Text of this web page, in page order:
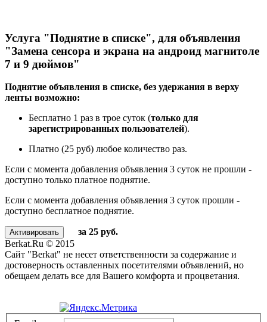
Услуга "Поднятие в списке", для объявления
"Замена сенсора и экрана на андроид магнитоле
7 и 9 дюймов"
Поднятие объявления в списке, без удержания в верху
ленты возможно:
Бесплатно 1 раз в трое суток (только для
зарегистрированных пользователей).
Платно (25 руб) любое количество раз.
Если с момента добавления объявления 3 суток не прошли -
доступно только платное поднятие.
Если с момента добавления объявления 3 суток прошли -
доступно бесплатное поднятие.
за 25 руб.
Berkat.Ru © 2015
Сайт "Berkat" не несет ответственности за содержание и
достоверность оставленных посетителями объявлений, но
обещаем делать все для Вашего комфорта и процветания.